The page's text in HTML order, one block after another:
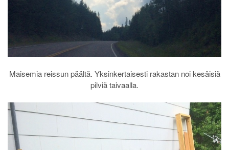
Maisemia reissun päältä. Yksinkertaisesti rakastan noi kesäisiä
pilviä taivaalla.